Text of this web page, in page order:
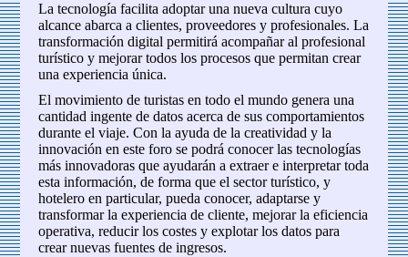
La tecnología facilita adoptar una nueva cultura cuyo
alcance abarca a clientes, proveedores y profesionales. La
transformación digital permitirá acompañar al profesional
turístico y mejorar todos los procesos que permitan crear
una experiencia única.
El movimiento de turistas en todo el mundo genera una
cantidad ingente de datos acerca de sus comportamientos
durante el viaje. Con la ayuda de la creatividad y la
innovación en este foro se podrá conocer las tecnologías
más innovadoras que ayudarán a extraer e interpretar toda
esta información, de forma que el sector turístico, y
hotelero en particular, pueda conocer, adaptarse y
transformar la experiencia de cliente, mejorar la eficiencia
operativa, reducir los costes y explotar los datos para
crear nuevas fuentes de ingresos.